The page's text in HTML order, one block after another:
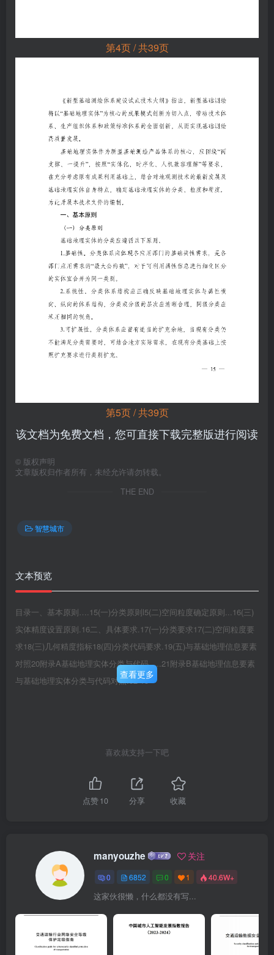
第4页 / 共39页
第5页 / 共39页
该文档为免费文档，您可直接下载完整版进行阅读
© 版权声明
文章版权归作者所有，未经允许请勿转载。
THE END
智慧城市
文本预览
目录一、基本原则….15(一)分类原则l5(二)空间粒度确定原则...16(三)
实体精度设置原则.16二、具体要求.17(一)分类要求17(二)空间粒度要
求18(三)几何精度指标18(四)分类代码要求.19(五)与基础地理信息要素
对照20附录A基础地理实体分类与代码.….21附录B基础地理信息要素
与基础地理实体分类与代码对照.32-13
查看更多
喜欢就支持一下吧
点赞10 分享 收藏
manyouzhe 关注
0 6852 0 1 40.6W+
这家伙很懒，什么都没有写...